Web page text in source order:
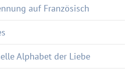
auf Französisch
Alphabet der Liebe